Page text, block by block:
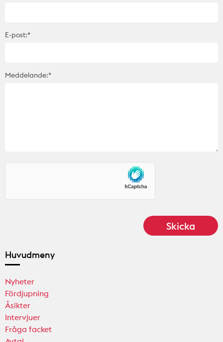
E-post:*
Meddelande:*
Huvudmeny
Nyheter
Fördjupning
Åsikter
Intervjuer
Fråga facket